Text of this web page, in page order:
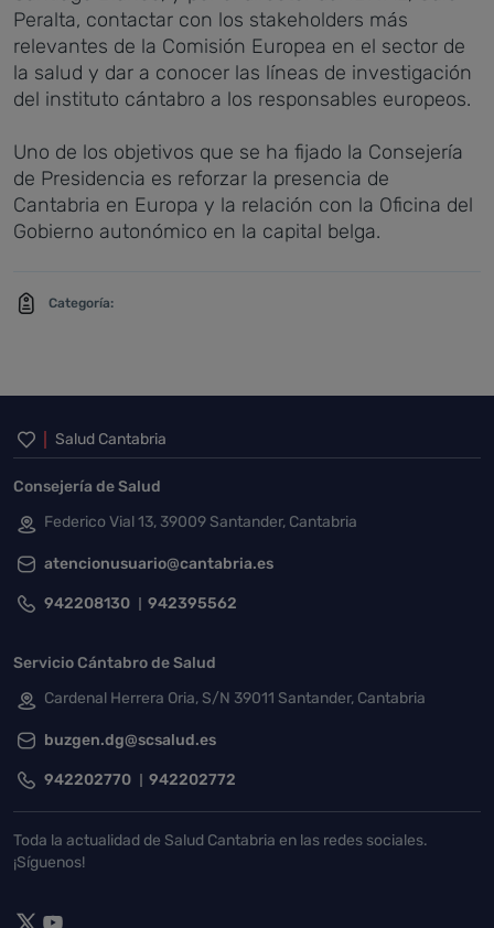
Peralta, contactar con los stakeholders más
relevantes de la Comisión Europea en el sector de
la salud y dar a conocer las líneas de investigación
del instituto cántabro a los responsables europeos.
Uno de los objetivos que se ha fijado la Consejería
de Presidencia es reforzar la presencia de
Cantabria en Europa y la relación con la Oficina del
Gobierno autonómico en la capital belga.
Categoría:
Inicio del pie de página
Salud Cantabria
Consejería de Salud
Federico Vial 13, 39009 Santander, Cantabria
atencionusuario@cantabria.es
942208130 942395562
Servicio Cántabro de Salud
Cardenal Herrera Oria, S/N 39011 Santander, Cantabria
buzgen.dg@scsalud.es
942202770 942202772
Toda la actualidad de Salud Cantabria en las redes sociales.
¡Síguenos!